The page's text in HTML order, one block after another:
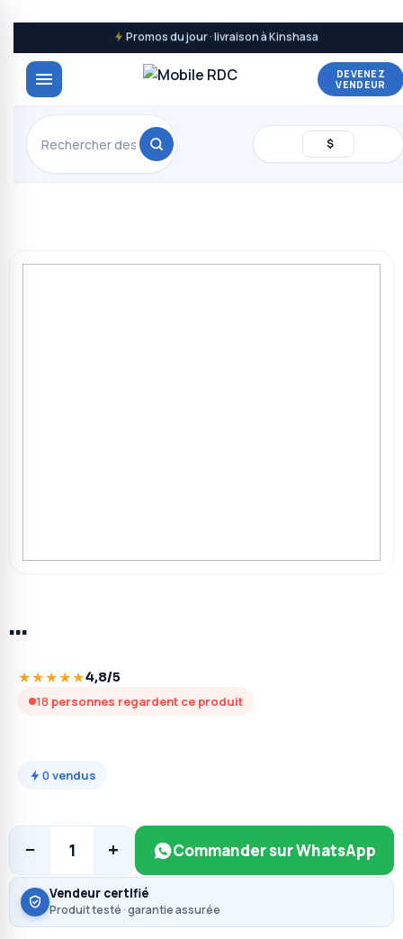
Promos du jour · livraison à Kinshasa
DEVENEZ
VENDEUR
$
…
★★★★★4,8/5
18 personnes regardent ce produit
0vendus
− 1 + Commander sur WhatsApp
Vendeur certifié
Produit testé · garantie assurée